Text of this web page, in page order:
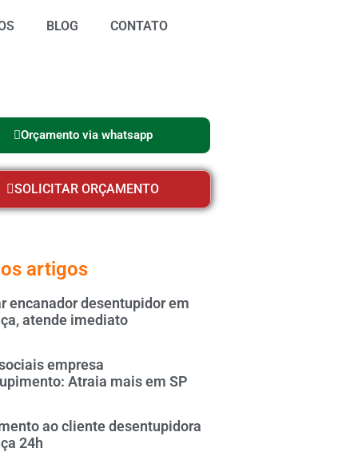
BLOG CONTATO
Orçamento via whatsapp
SOLICITAR ORÇAMENTO
artigos
encanador desentupidor em
atende imediato
empresa
Atraia mais em SP
ao cliente desentupidora
24h